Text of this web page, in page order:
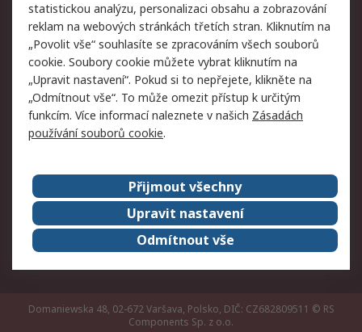
Autorská práva
Obchodní podmínky
společnosti RS
Prohlášení o ochraně
údajů
Zabezpečení
elektronické pošty
Zásady pro soubory
cookie
Zásady ochrany
osobních údajů
Kontakt
O naší společnosti
RS Group
Kariéra
Ocenění
ESG
Domaniewska 48, 02-672 Varšava, Polsko, DIČ: CZ682809511 © RS
Components Sp. z o.o.
statistickou analýzu, personalizaci obsahu a zobrazování
reklam na webových stránkách třetích stran. Kliknutím na
„Povolit vše“ souhlasíte se zpracováním všech souborů
cookie. Soubory cookie můžete vybrat kliknutím na
„Upravit nastavení“. Pokud si to nepřejete, klikněte na
„Odmítnout vše“. To může omezit přístup k určitým
funkcím. Více informací naleznete v našich Zásadách
používání souborů cookie.
Přijmout všechny
Upravit nastavení
Odmítnout vše